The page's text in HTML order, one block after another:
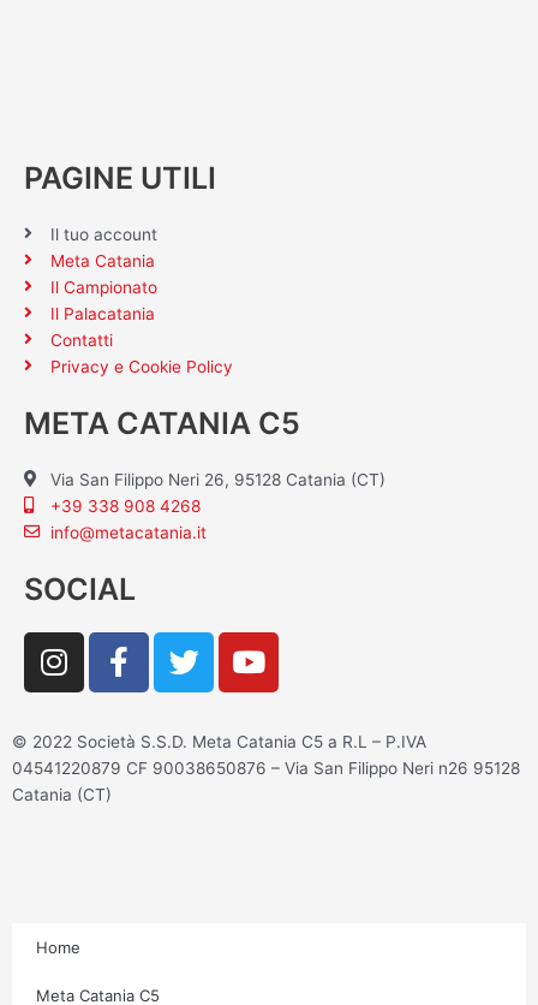
PAGINE UTILI
Il tuo account
Meta Catania
Il Campionato
Il Palacatania
Contatti
Privacy e Cookie Policy
META CATANIA C5
Via San Filippo Neri 26, 95128 Catania (CT)
+39 338 908 4268
info@metacatania.it
SOCIAL
I
n
t
a
g
F
a
e
b
T
w
t
t
Y
o
t
u
© 2022 Società S.S.D. Meta Catania C5 a R.L – P.IVA
04541220879 CF 90038650876 – Via San Filippo Neri n26 95128
Catania (CT)
Home
Meta Catania C5